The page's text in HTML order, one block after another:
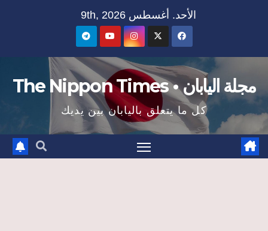
الأحد. أغسطس 9th, 2026
مجلة اليابان • The Nippon Times
كل ما يتعلق باليابان بين يديك